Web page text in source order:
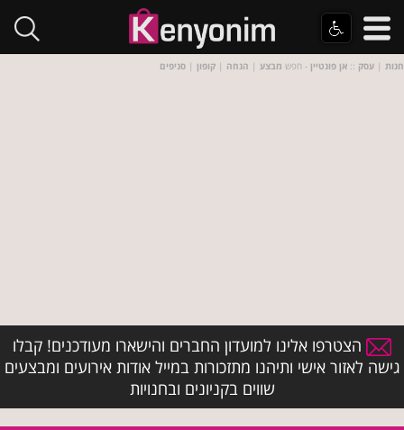
חנות | עסק :: אן פונטיין - חפש מבצע | הנחה | קופון | סניפים
הצטרפו אלינו למועדון החברים והישארו מעודכנים! קבלו
גישה לאזור אישי ותיהנו מתזכורות במייל אודות אירועים ומבצעים
שווים בקניונים ובחנויות